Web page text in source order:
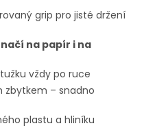
grip pro jisté držení
na papír i na
vždy po ruce
zbytkem – snadno
plastu a hliníku